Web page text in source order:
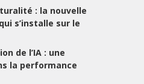
: la nouvelle
s’installe sur le
de l’IA : une
la performance